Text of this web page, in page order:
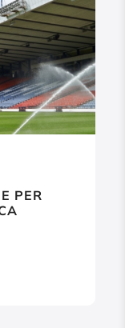
PER